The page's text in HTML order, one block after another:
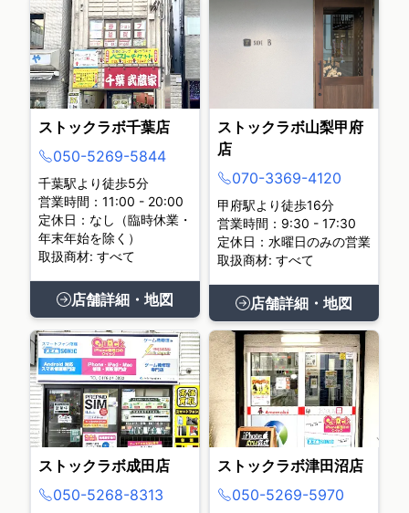
ストックラボ千葉店
050-5269-5844
千葉駅より徒歩5分
営業時間：11:00 - 20:00
定休日：なし（臨時休業・
年末年始を除く）
取扱商材: すべて
店舗詳細・地図
ストックラボ山梨甲府
店
070-3369-4120
甲府駅より徒歩16分
営業時間：9:30 - 17:30
定休日：水曜日のみの営業
取扱商材: すべて
店舗詳細・地図
ストックラボ成田店
050-5268-8313
ストックラボ津田沼店
050-5269-5970